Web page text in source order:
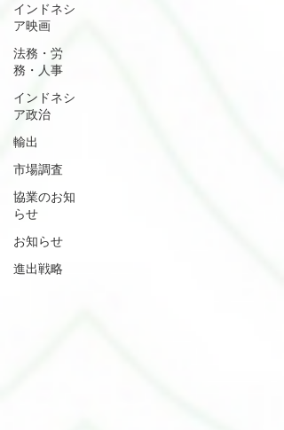
インドネシ
ア映画
法務・労
務・人事
インドネシ
ア政治
輸出
市場調査
協業のお知
らせ
お知らせ
進出戦略